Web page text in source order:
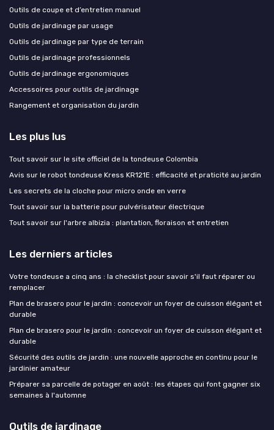
Outils de coupe et d’entretien manuel
Outils de jardinage par usage
Outils de jardinage par type de terrain
Outils de jardinage professionnels
Outils de jardinage ergonomiques
Accessoires pour outils de jardinage
Rangement et organisation du jardin
Les plus lus
Tout savoir sur le site officiel de la tondeuse Colombia
Avis sur le robot tondeuse Kress KR121E : efficacité et praticité au jardin
Les secrets de la cloche pour micro onde en verre
Tout savoir sur la batterie pour pulvérisateur électrique
Tout savoir sur l'arbre albizia : plantation, floraison et entretien
Les derniers articles
Votre tondeuse a cinq ans : la checklist pour savoir s'il faut réparer ou
remplacer
Plan de brasero pour le jardin : concevoir un foyer de cuisson élégant et
durable
Plan de brasero pour le jardin : concevoir un foyer de cuisson élégant et
durable
Sécurité des outils de jardin : une nouvelle approche en continu pour le
jardinier amateur
Préparer sa parcelle de potager en août : les étapes qui font gagner six
semaines à l'automne
Outils de jardinage